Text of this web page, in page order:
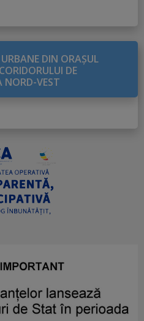
DIN ORAŞUL
DE
NORD-VEST